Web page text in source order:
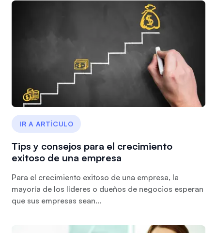
IR A ARTÍCULO
Tips y consejos para el crecimiento
exitoso de una empresa
Para el crecimiento exitoso de una empresa, la
mayoría de los líderes o dueños de negocios esperan
que sus empresas sean...